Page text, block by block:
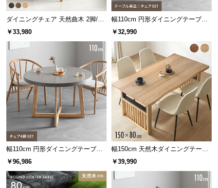
ダイニングチェア 天然曲木 2脚/4
脚セット
￥33,980
幅110cm 円形ダイニングテーブル
4人掛け
￥32,990
幅110cm 円形ダイニングテーブル
チェア4脚セット
￥96,986
幅150cm 天然木ダイニングテーブ
ル 一枚板デザイン 4人掛け
￥39,990